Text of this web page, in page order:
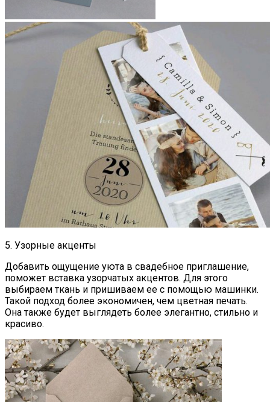
5. Узорные акценты
Добавить ощущение уюта в свадебное приглашение,
поможет вставка узорчатых акцентов. Для этого
выбираем ткань и пришиваем ее с помощью машинки.
Такой подход более экономичен, чем цветная печать.
Она также будет выглядеть более элегантно, стильно и
красиво.